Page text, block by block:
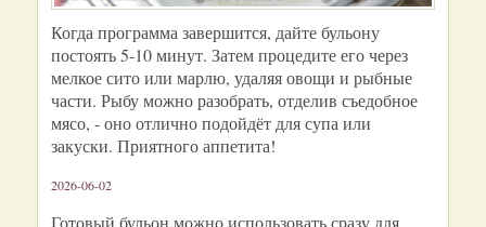
Когда программа завершится, дайте бульону
постоять 5-10 минут. Затем процедите его через
мелкое сито или марлю, удаляя овощи и рыбные
части. Рыбу можно разобрать, отделив съедобное
мясо, - оно отлично подойдёт для супа или
закуски. Приятного аппетита!
2026-06-02
Готовый бульон можно использовать сразу для